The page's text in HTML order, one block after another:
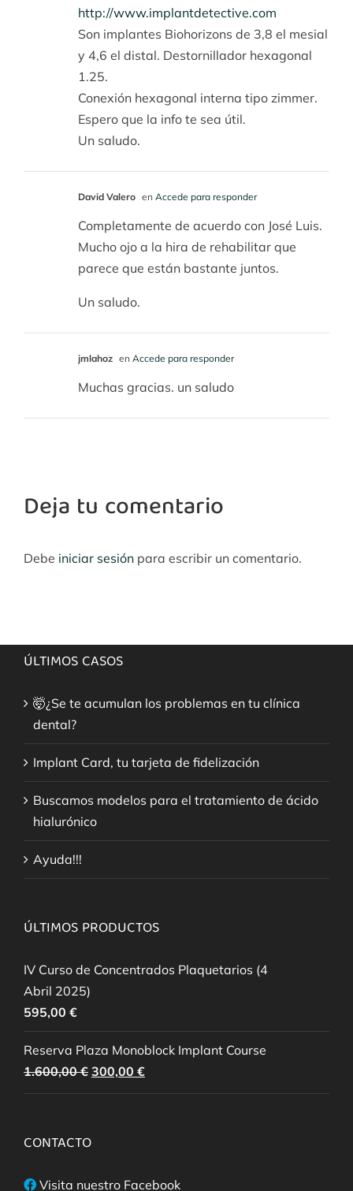
http://www.implantdetective.com
Son implantes Biohorizons de 3,8 el mesial
y 4,6 el distal. Destornillador hexagonal
1.25.
Conexión hexagonal interna tipo zimmer.
Espero que la info te sea útil.
Un saludo.
David Valero en Accede para responder
Completamente de acuerdo con José Luis.
Mucho ojo a la hira de rehabilitar que
parece que están bastante juntos.
Un saludo.
jmlahoz en Accede para responder
Muchas gracias. un saludo
Deja tu comentario
Debe iniciar sesión para escribir un comentario.
ÚLTIMOS CASOS
🤯¿Se te acumulan los problemas en tu clínica
dental?
Implant Card, tu tarjeta de fidelización
Buscamos modelos para el tratamiento de ácido
hialurónico
Ayuda!!!
ÚLTIMOS PRODUCTOS
IV Curso de Concentrados Plaquetarios (4
Abril 2025)
595,00 €
Reserva Plaza Monoblock Implant Course
1.600,00€ El
precio
300,00 €
precio
CONTACTO
Visita nuestro Facebook